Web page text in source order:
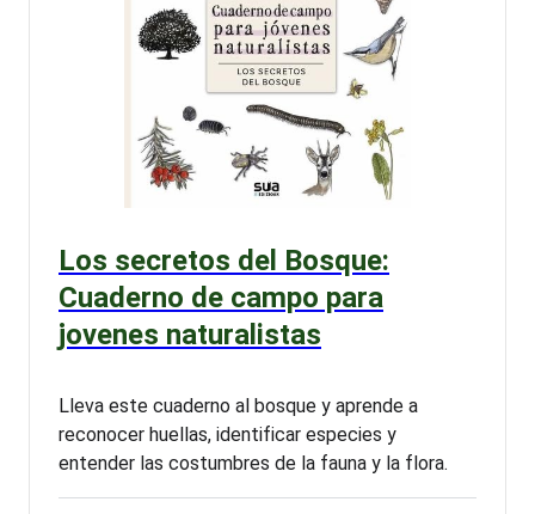
Los secretos del Bosque:
Cuaderno de campo para
jovenes naturalistas
Lleva este cuaderno al bosque y aprende a
reconocer huellas, identificar especies y
entender las costumbres de la fauna y la flora.